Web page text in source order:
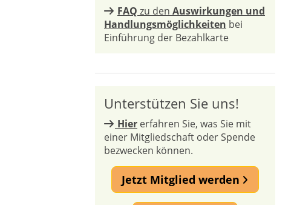
FAQ zu den Auswirkungen und
Handlungsmöglichkeiten bei
Einführung der Bezahlkarte
Unterstützen Sie uns!
Hier erfahren Sie, was Sie mit
einer Mitgliedschaft oder Spende
bezwecken können.
Jetzt Mitglied werden